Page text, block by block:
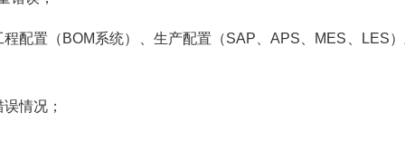
配置（BOM系统）、生产配置（SAP、APS、MES、LES
情况；